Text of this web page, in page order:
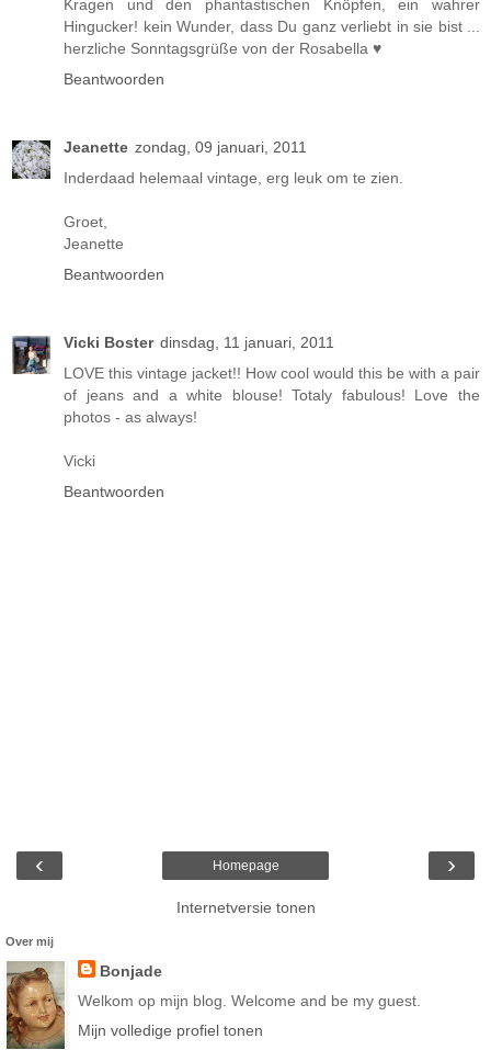
Kragen und den phantastischen Knöpfen, ein wahrer
Hingucker! kein Wunder, dass Du ganz verliebt in sie bist ...
herzliche Sonntagsgrüße von der Rosabella ♥
Beantwoorden
Jeanette zondag, 09 januari, 2011
Inderdaad helemaal vintage, erg leuk om te zien.
Groet,
Jeanette
Beantwoorden
Vicki Boster dinsdag, 11 januari, 2011
LOVE this vintage jacket!! How cool would this be with a pair
of jeans and a white blouse! Totaly fabulous! Love the
photos - as always!
Vicki
Beantwoorden
‹ ›
Homepage
Internetversie tonen
Over mij
Bonjade
Welkom op mijn blog. Welcome and be my guest.
Mijn volledige profiel tonen